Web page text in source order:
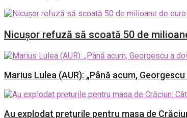
Nicușor refuză să scoată 50 de
Marius Lulea (AUR): „Până acum,
Au explodat prețurile pentru masa de